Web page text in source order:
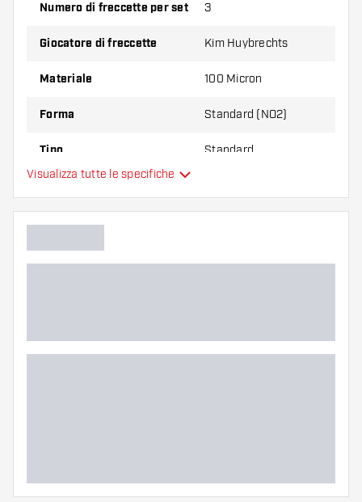
Provate una forma, un materiale o uno
variante vi si addice di più!
Numero di freccette per set 3
Giocatore di freccette Kim Huybrechts
Materiale 100 Micron
Forma Standard (NO2)
Tipo Standard
Colore principale
Visualizza tutte le specifiche